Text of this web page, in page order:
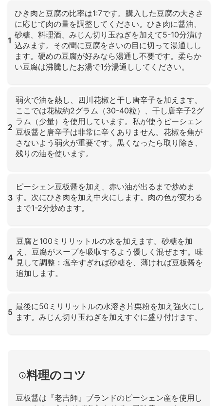
1
ひき肉と豆腐の比率は1:7です。購入した豆腐の大きさ
に応じて肉の量を調整してください。ひき肉に醤油、
砂糖、料理酒、みじん切り玉ねぎを加えて5-10分漬け
込みます。その間に豆腐をさいの目に切って湯通しし
ます。硬めの豆腐が好みなら湯通し不要です。柔らか
い豆腐は沸騰したお湯で1分湯通ししてください。
2
弱火で油を熱し、四川花椒と干し唐辛子を加えます。
ここでは花椒約2グラム（30-40粒）、干し唐辛子2グ
ラム（少量）を使用しています。私が使うピーシェン
豆板醤と唐辛子は非常に辛くありません。花椒を焦が
さないよう弱火が重要です。黒くなったら取り除き、
残りの油を使います。
3
ピーシェン豆板醤を加え、赤い油が出るまで炒めま
す。次にひき肉を加え中火にします。肉の色が変わる
まで1-2分炒めます。
4
豆腐と100ミリリットルの水を加えます。砂糖を加
え、豆腐がスープを吸収するよう優しく混ぜます。味
見して調整：塩辛すぎれば砂糖を、薄ければ豆板醤を
追加します。
5
最後に50ミリリットルの水溶き片栗粉を加え強火にし
ます。みじん切り玉ねぎを加えすぐに盛り付けます。
料理のコツ
豆板醤は『老吉師』ブランドのピーシェン産を使用し